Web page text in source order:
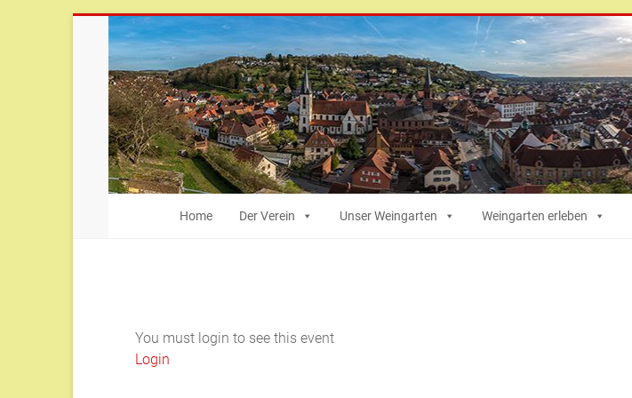
springen
Bürger-
Weingarten
Weingarten
Home Der Verein Unser Weingarten Weingarten erleben
You must login to see this event
Login